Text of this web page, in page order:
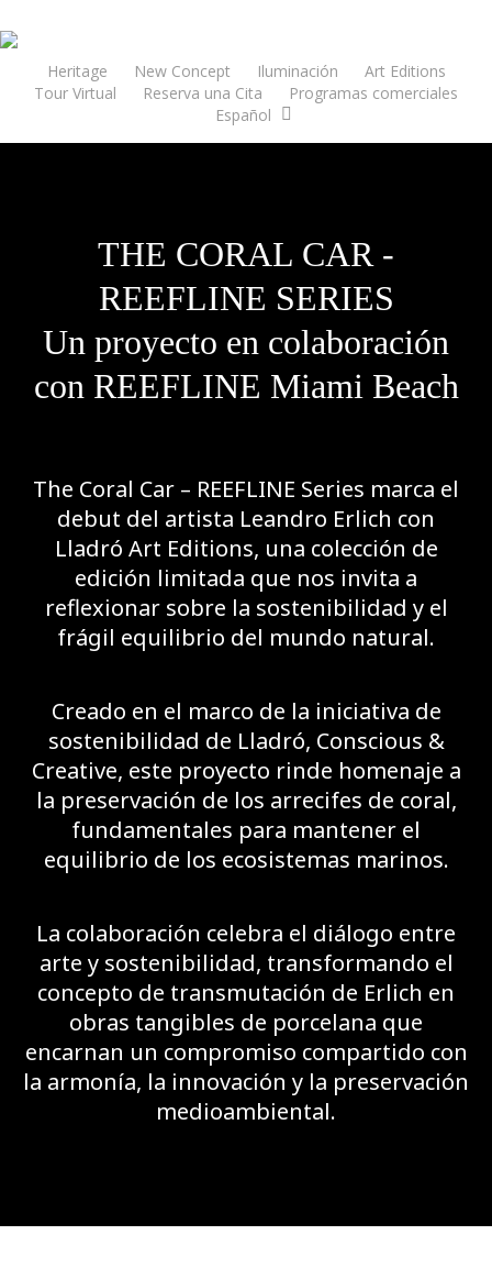
to
content
Heritage New Concept Iluminación
Art Editions
Tour Virtual
Reserva una Cita
Programas comerciales
Español
THE CORAL CAR -
REEFLINE SERIES
Un proyecto en colaboración
con REEFLINE Miami Beach
The Coral Car – REEFLINE Series marca el
debut del artista Leandro Erlich con
Lladró Art Editions, una colección de
edición limitada que nos invita a
reflexionar sobre la sostenibilidad y el
frágil equilibrio del mundo natural.
Creado en el marco de la iniciativa de
sostenibilidad de Lladró, Conscious &
Creative, este proyecto rinde homenaje a
la preservación de los arrecifes de coral,
fundamentales para mantener el
equilibrio de los ecosistemas marinos.
La colaboración celebra el diálogo entre
arte y sostenibilidad, transformando el
concepto de transmutación de Erlich en
obras tangibles de porcelana que
encarnan un compromiso compartido con
la armonía, la innovación y la preservación
medioambiental.